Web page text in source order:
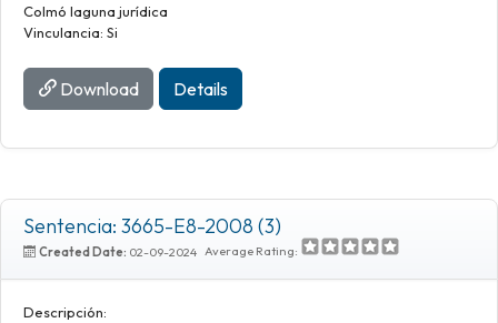
Colmó laguna jurídica
Vinculancia: Si
Download Details
Sentencia: 3665-E8-2008 (3)
Created Date: 02-09-2024 Average Rating:
Descripción: